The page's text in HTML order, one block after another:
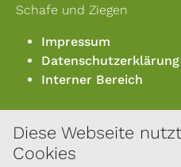
Diese Webseite nutzt
Cookies
Schafe und Ziegen
Impressum
Datenschutzerklärung
Interner Bereich
KONTAKT
Österreichischer